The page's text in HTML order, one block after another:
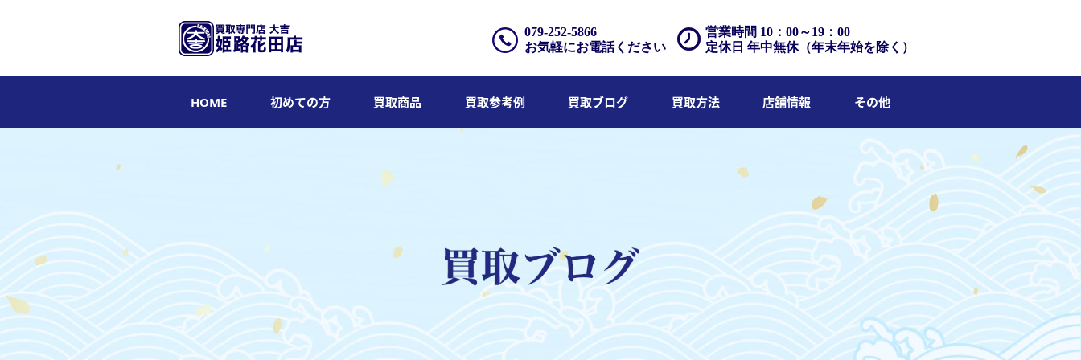
営業時間 10：00～19：00
定休日 年中無休（年末年始を除く）
079-252-5866
お気軽にお電話ください
HOME 初めての方 買取商品 買取参考例 買取ブログ 買取方法 店舗情報 その他